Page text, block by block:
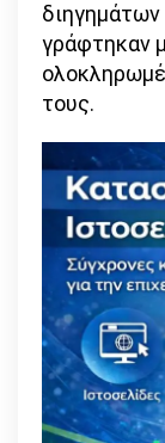
γράφτηκαν
τους.